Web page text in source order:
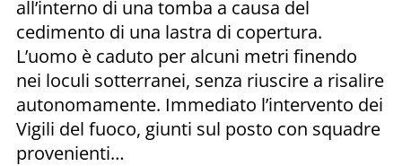
all’interno di una tomba a causa del
cedimento di una lastra di copertura.
L’uomo è caduto per alcuni metri finendo
nei loculi sotterranei, senza riuscire a risalire
autonomamente. Immediato l’intervento dei
Vigili del fuoco, giunti sul posto con squadre
provenienti…